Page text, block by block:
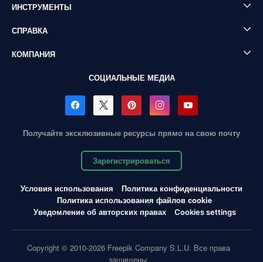
ИНСТРУМЕНТЫ
СПРАВКА
КОМПАНИЯ
СОЦИАЛЬНЫЕ МЕДИА
Получайте эксклюзивные ресурсы прямо на свою почту
Зарегистрироваться
Условия использования
Политика конфиденциальности
Политика использования файлов cookie
Уведомление об авторских правах
Cookies settings
Copyright © 2010-2026 Freepik Company S.L.U. Все права
защищены.